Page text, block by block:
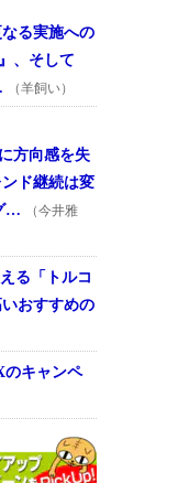
る実施への
、そして
（羊飼い）
方向感を失
ド継続は変
…
（今井雅
る「トルコ
おすすめの
のキャンペ